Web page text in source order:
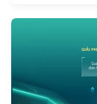
danh ở hạng